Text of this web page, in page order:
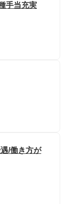
手当充実
/働き方が